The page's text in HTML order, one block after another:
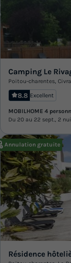
Camping Le
Poitou-charentes,
8.8 Excellent
MOBILHOME 4
Du 20 au 22 sept., 2
Annulation gratuite
Résidence